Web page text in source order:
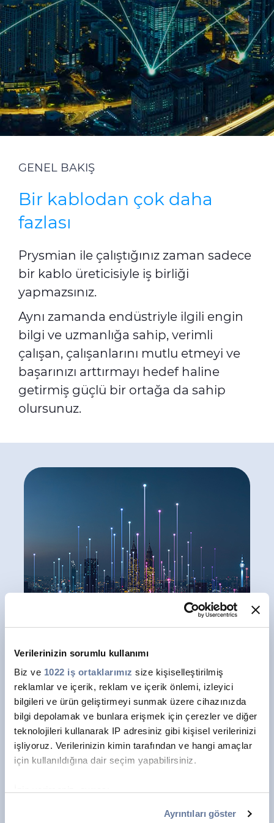
Verilerinizin sorumlu kullanımı
Biz ve 1022 iş ortaklarımız size kişiselleştirilmiş
reklamlar ve içerik, reklam ve içerik önlemi, izleyici
bilgileri ve ürün geliştirmeyi sunmak üzere cihazınızda
bilgi depolamak ve bunlara erişmek için çerezler ve diğer
teknolojileri kullanarak IP adresiniz gibi kişisel verilerinizi
işliyoruz. Verilerinizin kimin tarafından ve hangi amaçlar
için kullanıldığına dair seçim yapabilirsiniz.
Ayrıntıları göster
Sürdürülebilirlik
Yatırımcı İlişkileri
E Path
CPR
Medya
Etik Değerler
C@P
GENEL BAKIŞ
Bir kablodan çok daha
fazlası
Prysmian ile çalıştığınız zaman sadece
bir kablo üreticisiyle iş birliği
yapmazsınız.
Aynı zamanda endüstriyle ilgili engin
bilgi ve uzmanlığa sahip, verimli
çalışan, çalışanlarını mutlu etmeyi ve
başarınızı arttırmayı hedef haline
getirmiş güçlü bir ortağa da sahip
olursunuz.
Geleceğin alt yapısının
güvenliğini ve
uzun ömürlü kablolar